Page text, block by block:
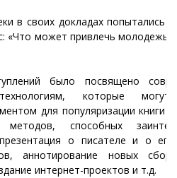
в своих докладах попытались
«Что может привлечь молодежь
было посвящено
которые
для популяризации книги
способных
о писателе и о его
аннотирование новых
интернет-проектов и т.д.